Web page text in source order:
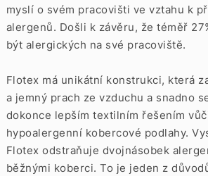
myslí o svém pracovišti ve vztahu k
alergenů. Došli k závěru, že téměř
být alergických na své pracoviště.
Flotex má unikátní konstrukci, která
a jemný prach ze vzduchu a snadno
dokonce lepším textilním řešením
hypoalergenní kobercové podlahy.
Flotex odstraňuje dvojnásobek
běžnými koberci. To je jeden z